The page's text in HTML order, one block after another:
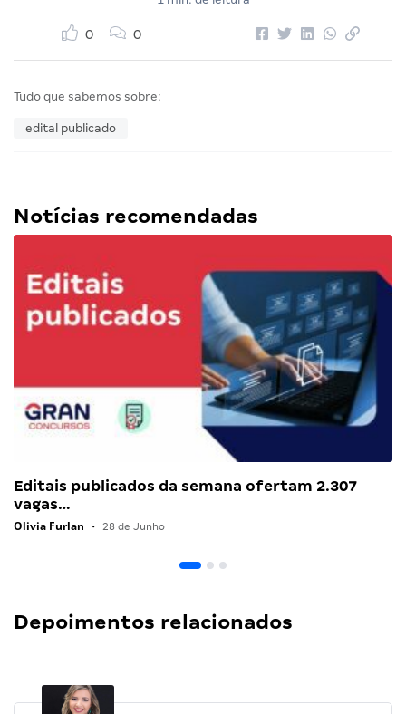
0 0
Tudo que sabemos sobre:
edital publicado
Notícias recomendadas
Editais publicados da semana ofertam 2.307
vagas…
Olivia Furlan • 28 de Junho
Depoimentos relacionados